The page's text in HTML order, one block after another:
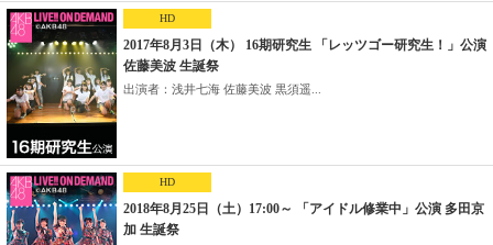
HD
2017年8月3日（木） 16期研究生 「レッツゴー研究生！」公演
佐藤美波 生誕祭
出演者：浅井七海 佐藤美波 黒須遥...
HD
2018年8月25日（土）17:00～ 「アイドル修業中」公演 多田京
加 生誕祭